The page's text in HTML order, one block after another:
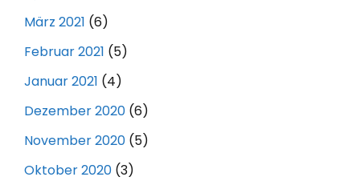
März 2021 (6)
Februar 2021 (5)
Januar 2021 (4)
Dezember 2020 (6)
November 2020 (5)
Oktober 2020 (3)